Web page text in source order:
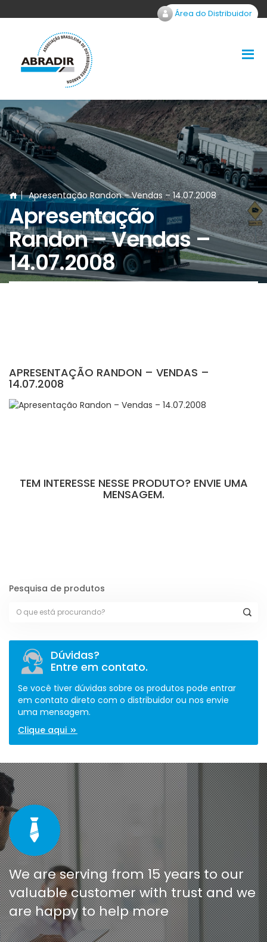
Área do Distribuidor
Apresentação Randon – Vendas – 14.07.2008
Apresentação
Randon – Vendas –
14.07.2008
APRESENTAÇÃO RANDON – VENDAS –
14.07.2008
TEM INTERESSE NESSE PRODUTO? ENVIE UMA
MENSAGEM.
Pesquisa de produtos
Dúvidas?
Entre em contato.
Se você tiver dúvidas sobre os produtos pode entrar
em contato direto com o distribuidor ou nos envie
uma mensagem.
Clique aqui
We are serving from 15 years to our
valuable customer with trust and we
are happy to help more